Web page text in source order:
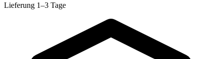
Lieferung 1–3 Tage